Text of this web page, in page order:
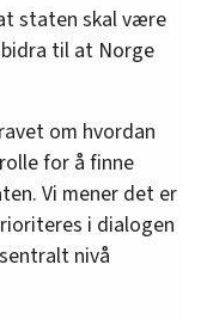
staten skal være
til at Norge
om hvordan
for å finne
Vi mener det er
i dialogen
nivå